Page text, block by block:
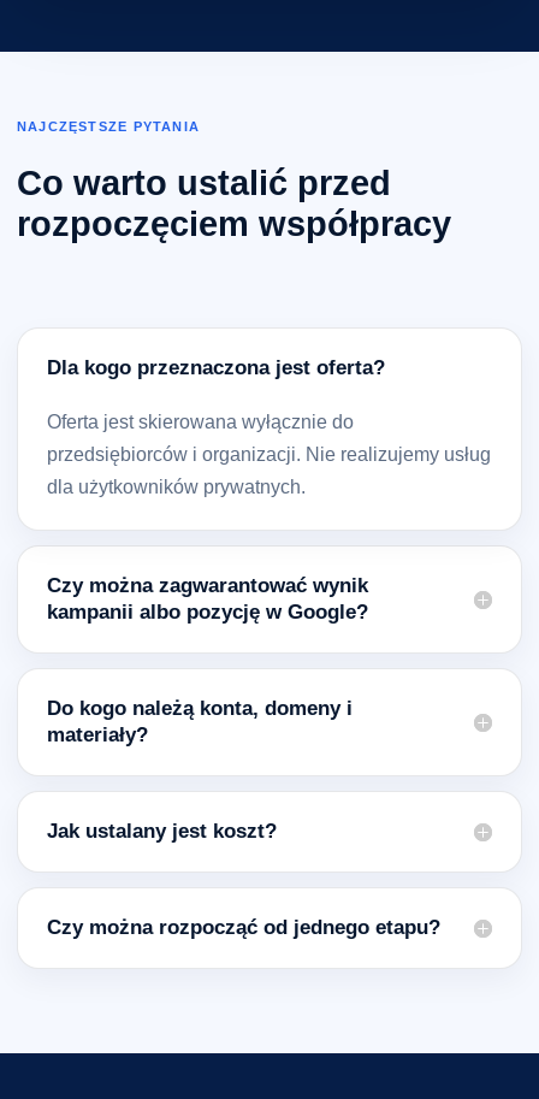
NAJCZĘSTSZE PYTANIA
Co warto ustalić przed
rozpoczęciem współpracy
Dla kogo przeznaczona jest oferta?
Oferta jest skierowana wyłącznie do
przedsiębiorców i organizacji. Nie realizujemy usług
dla użytkowników prywatnych.
Czy można zagwarantować wynik
kampanii albo pozycję w Google?
Do kogo należą konta, domeny i
materiały?
Jak ustalany jest koszt?
Czy można rozpocząć od jednego etapu?